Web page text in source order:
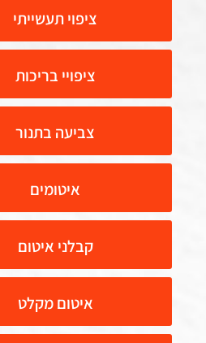
ציפוי תעשייתי
ציפויי בריכות
צביעה בתנור
איטומים
קבלני איטום
איטום מקלט